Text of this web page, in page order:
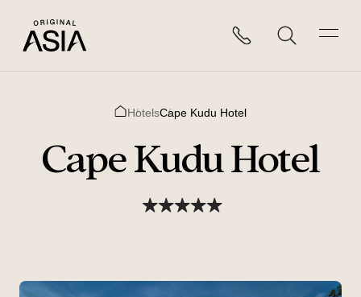
HotelsCape Kudu Hotel
Cape Kudu Hotel